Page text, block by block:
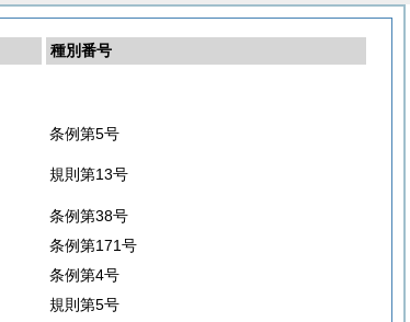
種別番号
条例第5号
規則第13号
条例第38号
条例第171号
条例第4号
規則第5号